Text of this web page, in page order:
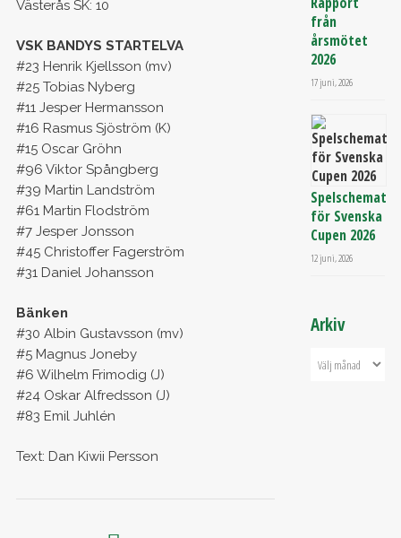
Västerås SK: 10
VSK BANDYS STARTELVA
#23 Henrik Kjellsson (mv)
#25 Tobias Nyberg
#11 Jesper Hermansson
#16 Rasmus Sjöström (K)
#15 Oscar Gröhn
#96 Viktor Spångberg
#39 Martin Landström
#61 Martin Flodström
#7 Jesper Jonsson
#45 Christoffer Fagerström
#31 Daniel Johansson
Bänken
#30 Albin Gustavsson (mv)
#5 Magnus Joneby
#6 Wilhelm Frimodig (J)
#24 Oskar Alfredsson (J)
#83 Emil Juhlén
Text: Dan Kiwii Persson
från
årsmötet
2026
17 juni, 2026
Spelschemat
för Svenska
Cupen 2026
12 juni, 2026
Arkiv